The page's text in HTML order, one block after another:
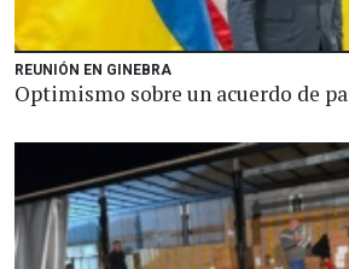
REUNIÓN EN GINEBRA
Optimismo sobre un acuerdo de